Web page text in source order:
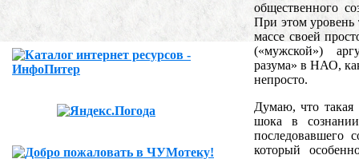
общественного
При этом уровень
массе своей
(«мужской»)
разума» в НАО,
непросто.
Думаю, что такая
шока в
последовавшего
который